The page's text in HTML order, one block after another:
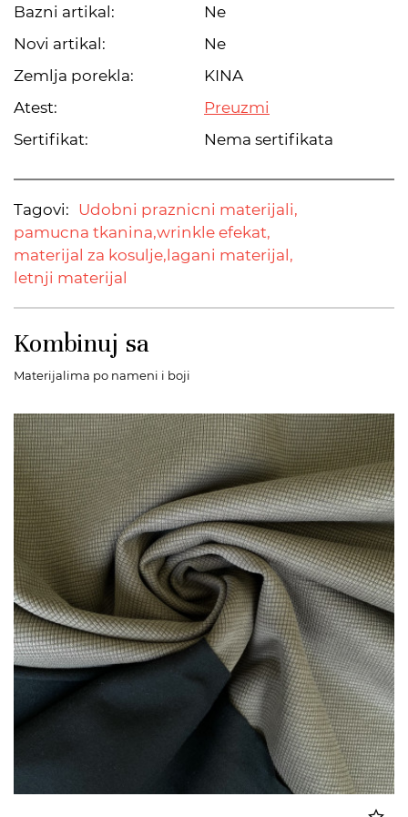
Bazni artikal:
Ne
Novi artikal:
Ne
Zemlja porekla:
KINA
Atest:
Preuzmi
Sertifikat:
Nema sertifikata
Tagovi: Udobni praznicni materijali,
pamucna tkanina,wrinkle efekat,
materijal za kosulje, lagani materijal,
letnji materijal
Kombinuj sa
Materijalima po nameni i boji